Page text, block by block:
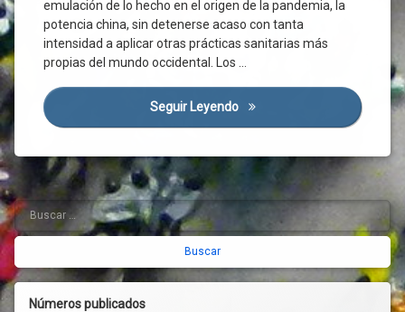
emulación de lo hecho en el origen de la pandemia, la
potencia china, sin detenerse acaso con tanta
intensidad a aplicar otras prácticas sanitarias más
propias del mundo occidental. Los …
Seguir Leyendo La Pandemia Causada Por
Desinfección
Desinfectante
Directiva
Europea
Distanciamiento
Empresas
Epidemiología
Filtro
Franja
Higiene
Barra
lateral
derecha
Buscar:
Números publicados